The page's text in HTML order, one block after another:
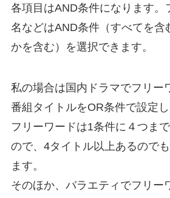
各項目はAND条件になります。
名などはAND条件（すべてを含
かを含む）を選択できます。
私の場合は国内ドラマでフリー
番組タイトルをOR条件で設定し
フリーワードは1条件に４つま
ので、4タイトル以上あるので
ます。
そのほか、バラエティでフリー